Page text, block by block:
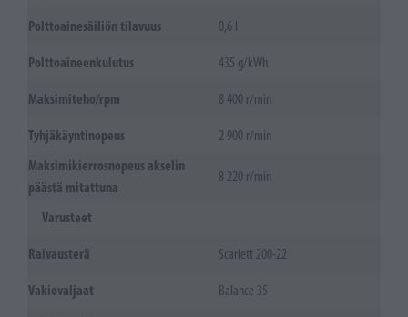
Polttoainesäiliön tilavuus 0,6 l
Polttoaineenkulutus 435 g/kWh
Maksimiteho/rpm 8 400 r/min
Tyhjäkäyntinopeus
2 900 r/min
Maksimikierrosnopeus akselin
päästä mitattuna
8 220 r/min
Varusteet
Raivausterä Scarlett 200-22
Vakiovaljaat Balance 35